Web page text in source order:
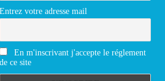
Entrez votre adresse mail
En m'inscrivant j'accepte le réglement
de ce site